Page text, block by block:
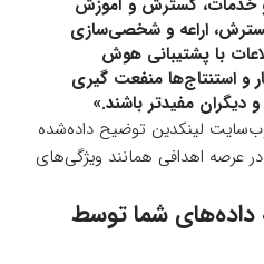
اراعه و شخصی‌سازی
با پشتیبانی هوش
و استنتاج‌ها منفعت گیری
دیگران مفیدتر باشند.»
لینکدین توضیح داده‌شده
عرصه اهدافی همانند ویژگی‌های
داده‌های شما توسط